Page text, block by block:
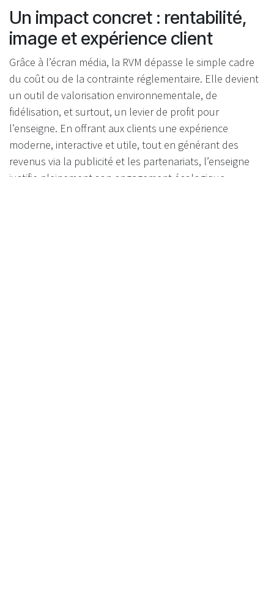
Un impact concret : rentabilité,
image et expérience client
Grâce à l’écran média, la RVM dépasse le simple cadre
du coût ou de la contrainte réglementaire. Elle devient
un outil de valorisation environnementale, de
fidélisation, et surtout, un levier de profit pour
l’enseigne. En offrant aux clients une expérience
moderne, interactive et utile, tout en générant des
revenus via la publicité et les partenariats, l’enseigne
justifie pleinement son engagement écologique —